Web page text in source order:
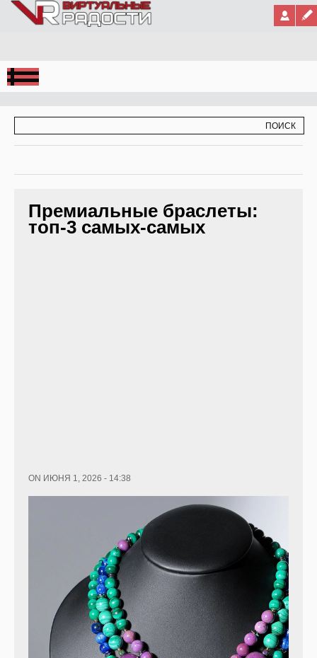
Jump to Navigation
Премиальные браслеты:
топ-3 самых-самых
ON ИЮНЯ 1, 2026 - 14:38